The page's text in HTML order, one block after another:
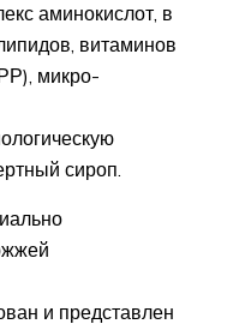
аминокислот, в
витаминов
микро-
сироп.
и представлен